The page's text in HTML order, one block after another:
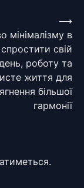
мінімалізму в
свій
роботу та
життя для
більшої
гармонії
⟶